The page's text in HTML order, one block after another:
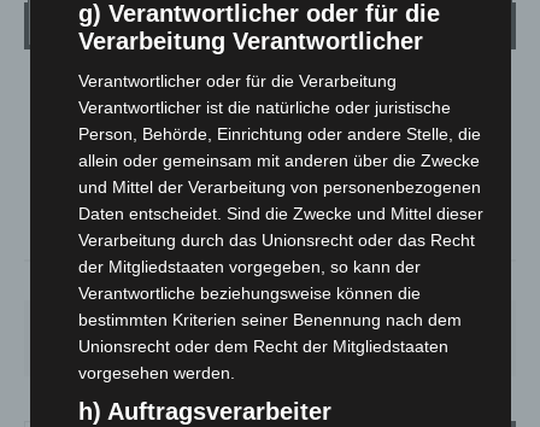
Wetter
LANGENHAGEN
Bedeckt
25.6°C 28.3 °
24.9°
5.8m/s
MO.
27°
DI.
25°
MI.
26°
DO.
30°
FR.
34
g) Verantwortlicher oder für die
Verarbeitung Verantwortlicher
Verantwortlicher oder für die Verarbeitung
Verantwortlicher ist die natürliche oder juristische
Person, Behörde, Einrichtung oder andere Stelle, die
allein oder gemeinsam mit anderen über die Zwecke
und Mittel der Verarbeitung von personenbezogenen
Daten entscheidet. Sind die Zwecke und Mittel dieser
Verarbeitung durch das Unionsrecht oder das Recht
der Mitgliedstaaten vorgegeben, so kann der
Verantwortliche beziehungsweise können die
bestimmten Kriterien seiner Benennung nach dem
Unionsrecht oder dem Recht der Mitgliedstaaten
vorgesehen werden.
h) Auftragsverarbeiter